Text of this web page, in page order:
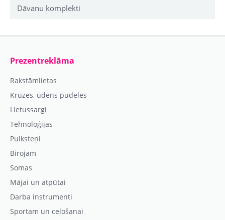
Dāvanu komplekti
Prezentreklāma
Rakstāmlietas
Krūzes, ūdens pudeles
Lietussargi
Tehnoloģijas
Pulksteņi
Birojam
Somas
Mājai un atpūtai
Darba instrumenti
Sportam un ceļošanai